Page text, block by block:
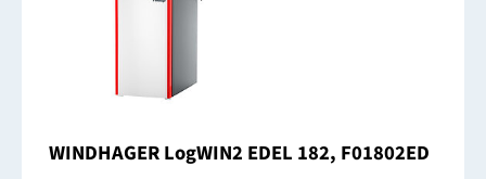
WINDHAGER LogWIN2 EDEL 182, F01802ED